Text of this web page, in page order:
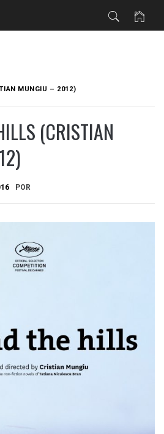
MUNGIU – 2012)
(CRISTIAN
POR